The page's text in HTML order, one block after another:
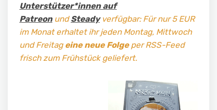
Unterstützer*innen auf
PatreonundSteadyverfügbar: Für nur 5 EUR
im Monat erhaltet ihr jeden Montag, Mittwoch
und Freitageine neue Folgeper RSS-Feed
frisch zum Frühstück geliefert.